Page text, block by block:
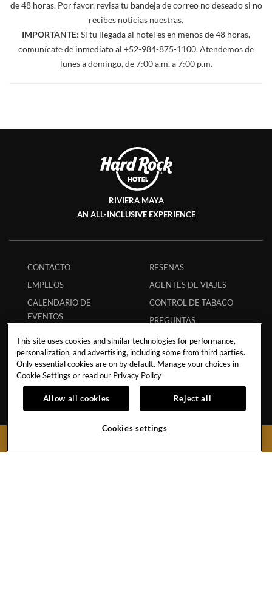
de 48 horas. Por favor, revisa tu bandeja de correo no deseado si no
recibes noticias nuestras.
IMPORTANTE: Si tu llegada al hotel es en menos de 48 horas,
comunícate de inmediato al +52-984-875-1100. Atendemos de
lunes a domingo, de 7:00 a.m. a 7:00 p.m.
RIVIERA MAYA
AN ALL-INCLUSIVE EXPERIENCE
CONTACTO
EMPLEOS
CALENDARIO DE
EVENTOS
TRANSPORTACIÓN
POLÍTICA DE
POLÍTICA DE
COLABORACIONES
RESEÑAS
AGENTES DE VIAJES
CONTROL DE TABACO
PREGUNTAS
CÓDIGO ECPAT
REGLAMENTO DE
RESERVA SEGURA
This site uses cookies and similar technologies for performance,
personalization, and advertising, including some from third parties.
Only essential cookies are on by default. Manage your choices in
Cookie Settings or read our Privacy Policy
Allow all cookies Reject all
Cookies settings